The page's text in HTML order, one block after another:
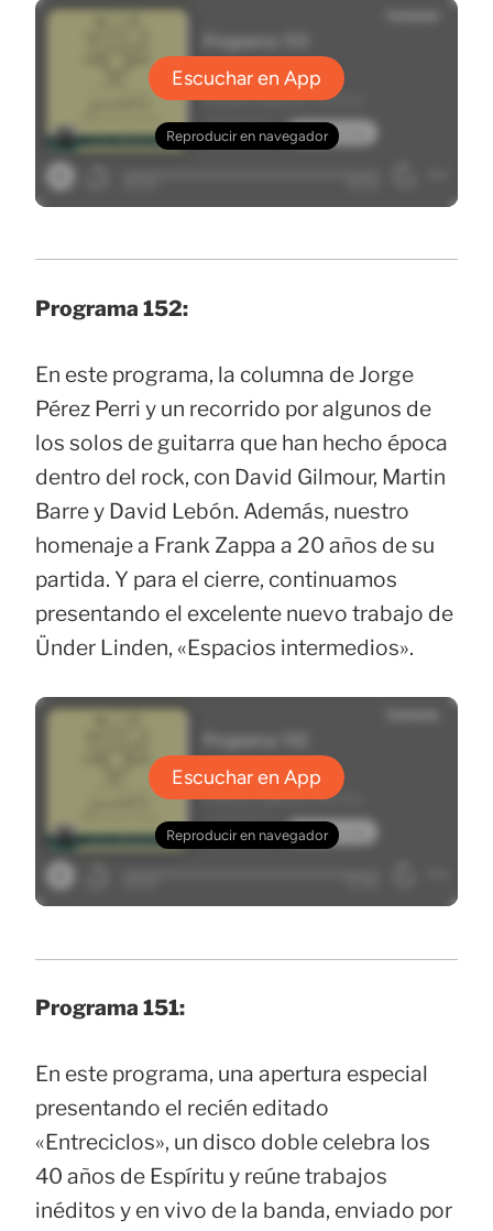
Programa 152:
En este programa, la columna de Jorge
Pérez Perri y un recorrido por algunos de
los solos de guitarra que han hecho época
dentro del rock, con David Gilmour, Martin
Barre y David Lebón. Además, nuestro
homenaje a Frank Zappa a 20 años de su
partida. Y para el cierre, continuamos
presentando el excelente nuevo trabajo de
Ünder Linden, «Espacios intermedios».
Programa 151:
En este programa, una apertura especial
presentando el recién editado
«Entreciclos», un disco doble celebra los
40 años de Espíritu y reúne trabajos
inéditos y en vivo de la banda, enviado por